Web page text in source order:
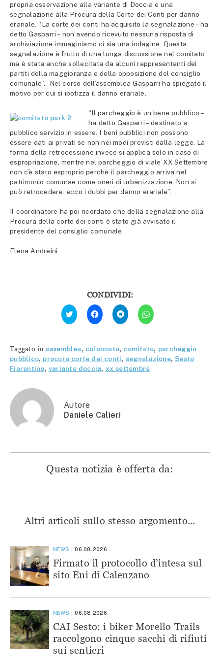
propria osservazione alla variante di Doccia e una
segnalazione alla Procura della Corte dei Conti per danno
erariale. “La corte dei conti ha acquisito la segnalazione – ha
detto Gasparri – non avendo ricevuto nessuna risposta di
archiviazione immaginiamo ci sia una indagine. Questa
segnalazione è frutto di una lunga discussione nel comitato
ma è stata anche sollecitata da alcuni rappresentanti dei
partiti della maggioranza e della opposizione del consiglio
comunale”. Nel corso dell’assemblea Gasparri ha spiegato il
motivo per cui si ipotizza il danno erariale.
“Il parcheggio è un bene pubblico –
ha detto Gasparri – destinato a
pubblico servizio in essere. I beni pubblici non possono
essere dati ai privati se non nei modi previsti dalla legge. La
forma della retrocessione invece si applica solo in caso di
espropriazione, mentre nel parcheggio di viale XX Settembre
non c’è stato esproprio perchè il parcheggio arriva nel
patrimonio comunae come oneri di urbanizzazione. Non si
può retrocedere: ecco i dubbi per danno erariale”.
Il coordinatore ha poi ricordato che della segnalazione alla
Procura della corte dei conti è stato già avvisato il
presidente del consiglio comunale.
Elena Andreini
CONDIVIDI:
Fai
clic
qui
Twitter
(Si
apre
in
una
Fai
clic
per
condividere
(Si
apre
in
una
nuova
Fai
clic
per
condividere
(Si
apre
in
una
nuova
Fai
clic
per
(Si
apre
in
una
Taggato in assemblea, colonnata, comitato, parcheggio
pubblico, procura corte dei conti, segnalazione,Sesto
Fiorentino, variante doccia, xx settembre
Autore
Daniele Calieri
Questa notizia è offerta da:
Altri articoli sullo stesso argomento...
NEWS 06.08.2026
Firmato il protocollo d’intesa sul
sito Eni di Calenzano
NEWS 06.08.2026
CAI Sesto: i biker Morello Trails
raccolgono cinque sacchi di rifiuti
sui sentieri